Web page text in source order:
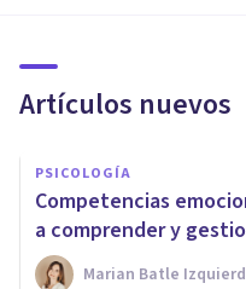
Artículos nuevos
PSICOLOGÍA
Competencias
a comprender y
Marian Batle